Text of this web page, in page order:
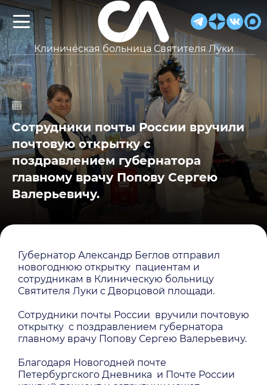
Клиническая больница Святителя Луки
Сотрудники почты России вручили
почтовую открытку с
поздравлением губернатора
главному врачу Попову Сергею
Валерьевичу.
Губернатор Александр Беглов отправил
новогоднюю открытку пациентам и
сотрудникам в Клиническую больницу
Святителя Луки с Дворцовой площади.
Сотрудники почты России вручили почтовую
открытку с поздравлением губернатора
главному врачу Попову Сергею Валерьевичу.
Благодаря Новогодней почте
Петербургского Дневника и Почте России